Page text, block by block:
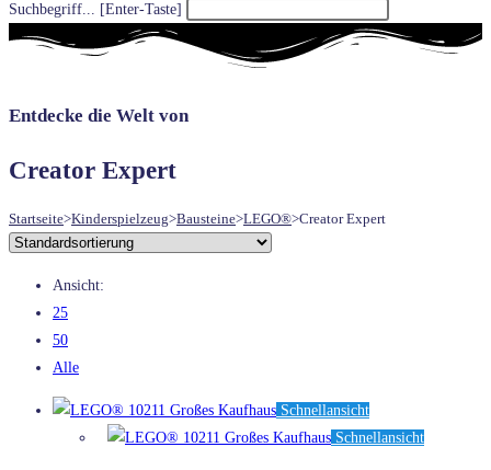
Suchbegriff... [Enter-Taste]
Entdecke die Welt von
Creator Expert
Startseite>Kinderspielzeug>Bausteine>LEGO®>Creator Expert
Ansicht:
25
50
Alle
Schnellansicht
Schnellansicht